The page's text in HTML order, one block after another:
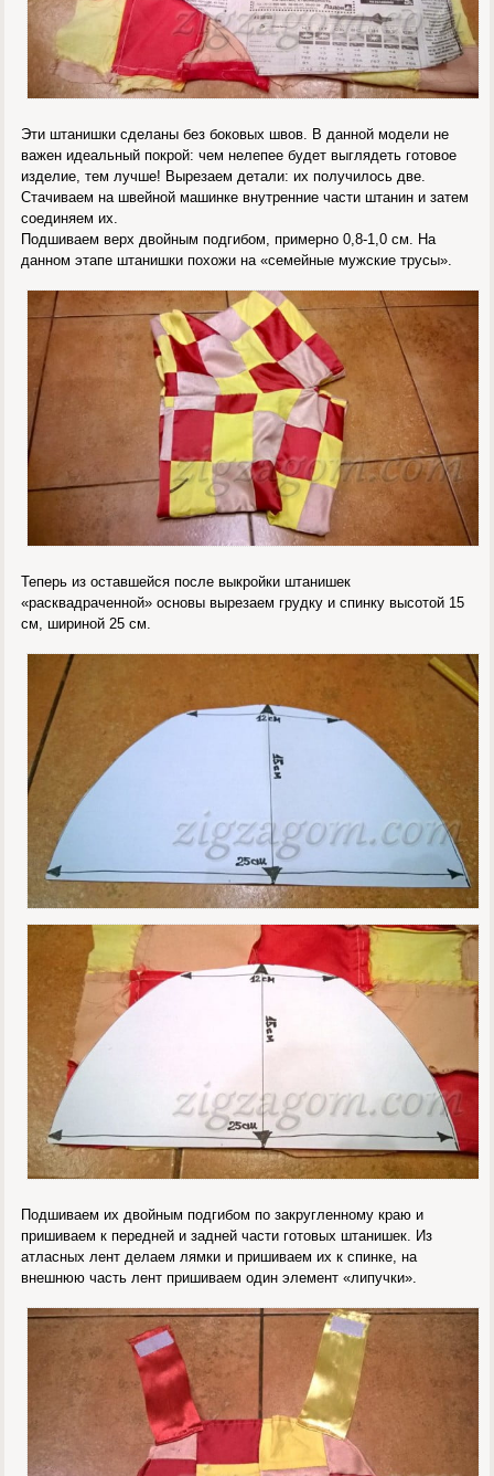
Эти штанишки сделаны без боковых швов. В данной модели не
важен идеальный покрой: чем нелепее будет выглядеть готовое
изделие, тем лучше! Вырезаем детали: их получилось две.
Стачиваем на швейной машинке внутренние части штанин и затем
соединяем их.
Подшиваем верх двойным подгибом, примерно 0,8-1,0 см. На
данном этапе штанишки похожи на «семейные мужские трусы».
Теперь из оставшейся после выкройки штанишек
«расквадраченной» основы вырезаем грудку и спинку высотой 15
см, шириной 25 см.
Подшиваем их двойным подгибом по закругленному краю и
пришиваем к передней и задней части готовых штанишек. Из
атласных лент делаем лямки и пришиваем их к спинке, на
внешнюю часть лент пришиваем один элемент «липучки».